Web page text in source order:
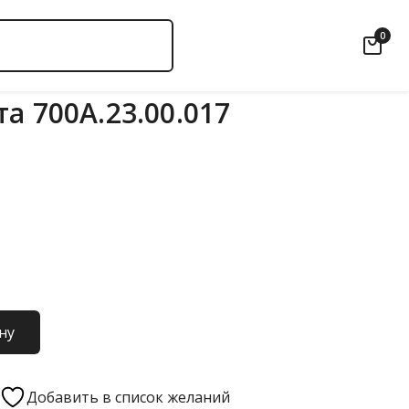
0
700А.23.00.017
Добавить в список желаний